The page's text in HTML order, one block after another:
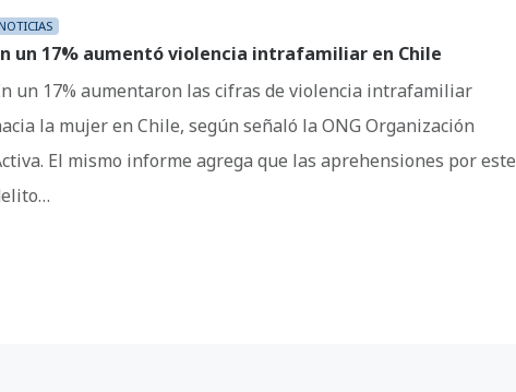
NOTICIAS
un 17% aumentó violencia intrafamiliar en Chile
un 17% aumentaron las cifras de violencia intrafamiliar
la mujer en Chile, según señaló la ONG Organización
El mismo informe agrega que las aprehensiones por este